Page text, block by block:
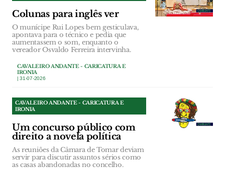
Colunas para inglês ver
O munícipe Rui Lopes bem gesticulava,
apontava para o técnico e pedia que
aumentassem o som, enquanto o
vereador Osvaldo Ferreira intervinha.
CAVALEIRO ANDANTE - CARICATURA E
IRONIA
| 31-07-2026
CAVALEIRO ANDANTE - CARICATURA E
IRONIA
Um concurso público com
direito a novela política
As reuniões da Câmara de Tomar deviam
servir para discutir assuntos sérios como
as casas abandonadas no concelho.